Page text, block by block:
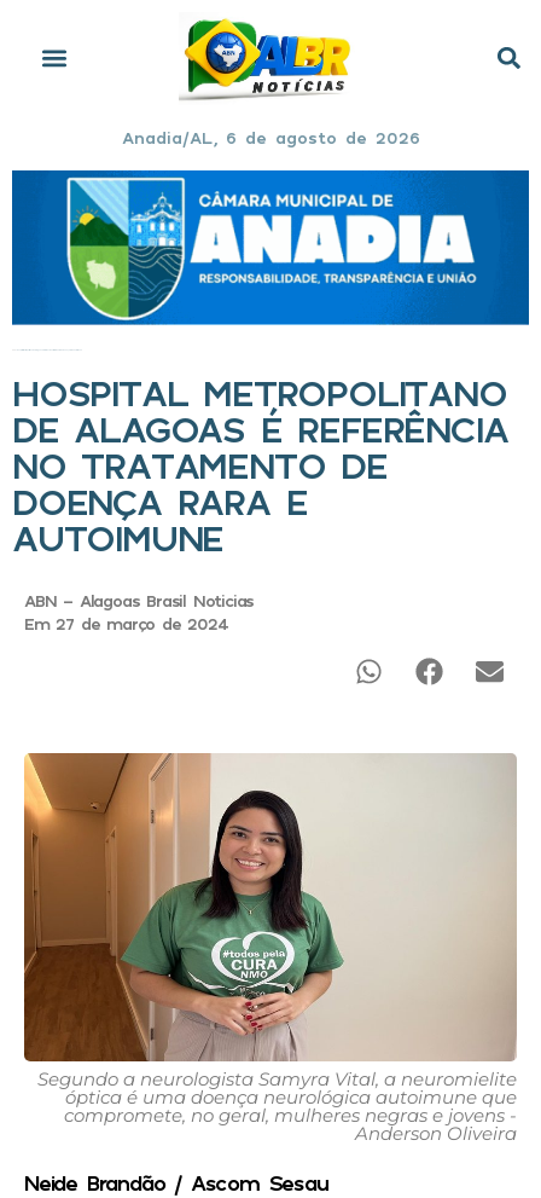
Anadia/AL, 6 de agosto de 2026
HOSPITAL METROPOLITANO
DE ALAGOAS É REFERÊNCIA
NO TRATAMENTO DE
DOENÇA RARA E
AUTOIMUNE
ABN - Alagoas Brasil Noticias
Em 27 de março de 2024
Segundo a neurologista Samyra Vital, a neuromielite
óptica é uma doença neurológica autoimune que
compromete, no geral, mulheres negras e jovens -
Anderson Oliveira
Neide Brandão / Ascom Sesau